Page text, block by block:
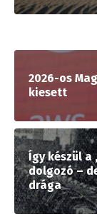
2026-os
kiesett
Így készül a
dolgozó –
drága